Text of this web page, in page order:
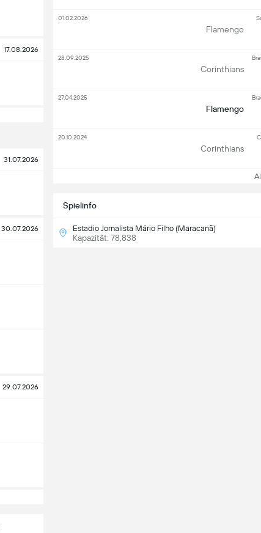
17.08.2026
31.07.2026
30.07.2026
29.07.2026
Spielinfo
Estadio Jornalista Mário Filho (Maracanã)
Kapazität: 78,838
Flamengo
01.02.2026
Corinthians
28.09.2025
Flamengo
27.04.2025
Corinthians
20.10.2024